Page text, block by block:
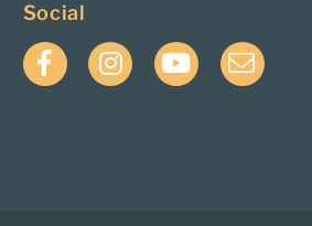
Social
FacebookInstagramYouTubeE-
Mail